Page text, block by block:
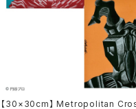
【30×30cm】 Metropolitan